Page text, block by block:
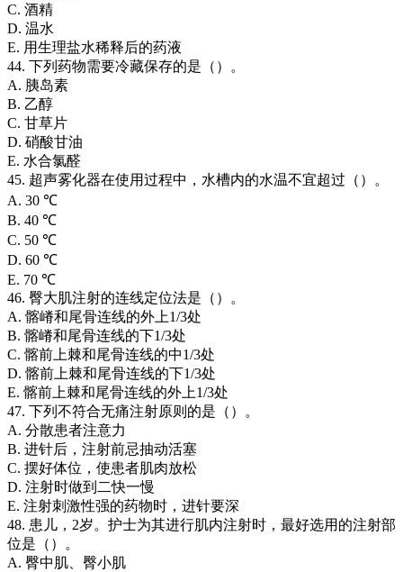
C. 酒精
D. 温水
E. 用生理盐水稀释后的药液
44. 下列药物需要冷藏保存的是（）。
A. 胰岛素
B. 乙醇
C. 甘草片
D. 硝酸甘油
E. 水合氯醛
45. 超声雾化器在使用过程中，水槽内的水温不宜超过（）。
A. 30 ℃
B. 40 ℃
C. 50 ℃
D. 60 ℃
E. 70 ℃
46. 臀大肌注射的连线定位法是（）。
A. 髂嵴和尾骨连线的外上1/3处
B. 髂嵴和尾骨连线的下1/3处
C. 髂前上棘和尾骨连线的中1/3处
D. 髂前上棘和尾骨连线的下1/3处
E. 髂前上棘和尾骨连线的外上1/3处
47. 下列不符合无痛注射原则的是（）。
A. 分散患者注意力
B. 进针后，注射前忌抽动活塞
C. 摆好体位，使患者肌肉放松
D. 注射时做到二快一慢
E. 注射刺激性强的药物时，进针要深
48. 患儿，2岁。护士为其进行肌内注射时，最好选用的注射部
位是（）。
A. 臀中肌、臀小肌